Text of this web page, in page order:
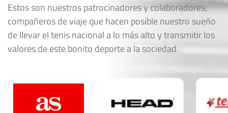
Estos son nuestros patrocinadores y colaboradores;
compañeros de viaje que hacen posible nuestro sueño
de llevar el tenis nacional a lo más alto y transmitir los
valores de este bonito deporte a la sociedad.